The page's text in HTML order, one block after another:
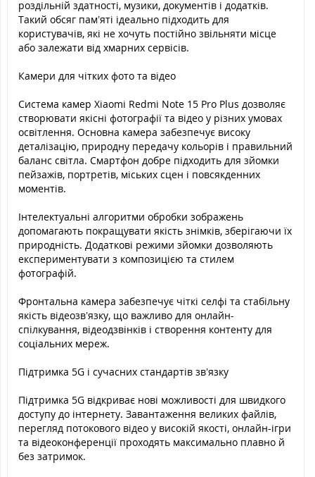
роздільній здатності, музики, документів і додатків.
Такий обсяг пам’яті ідеально підходить для
користувачів, які не хочуть постійно звільняти місце
або залежати від хмарних сервісів.
Камери для чітких фото та відео
Система камер Xiaomi Redmi Note 15 Pro Plus дозволяє
створювати якісні фотографії та відео у різних умовах
освітлення. Основна камера забезпечує високу
деталізацію, природну передачу кольорів і правильний
баланс світла. Смартфон добре підходить для зйомки
пейзажів, портретів, міських сцен і повсякденних
моментів.
Інтелектуальні алгоритми обробки зображень
допомагають покращувати якість знімків, зберігаючи їх
природність. Додаткові режими зйомки дозволяють
експериментувати з композицією та стилем
фотографій.
Фронтальна камера забезпечує чіткі селфі та стабільну
якість відеозв’язку, що важливо для онлайн-
спілкування, відеодзвінків і створення контенту для
соціальних мереж.
Підтримка 5G і сучасних стандартів зв’язку
Підтримка 5G відкриває нові можливості для швидкого
доступу до інтернету. Завантаження великих файлів,
перегляд потокового відео у високій якості, онлайн-ігри
та відеоконференції проходять максимально плавно й
без затримок.